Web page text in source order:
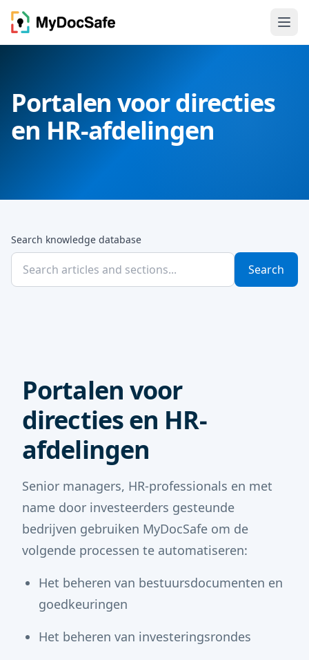
Portalen voor directies
en HR-afdelingen
Search knowledge database
Search
Portalen voor
directies en HR-
afdelingen
Senior managers, HR-professionals en met
name door investeerders gesteunde
bedrijven gebruiken MyDocSafe om de
volgende processen te automatiseren:
Het beheren van bestuursdocumenten en
goedkeuringen
Het beheren van investeringsrondes